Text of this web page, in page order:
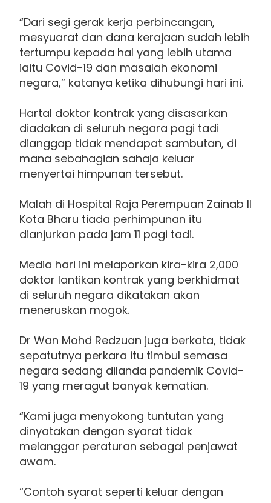
“Dari segi gerak kerja perbincangan,
mesyuarat dan dana kerajaan sudah lebih
tertumpu kepada hal yang lebih utama
iaitu Covid-19 dan masalah ekonomi
negara,” katanya ketika dihubungi hari ini.
Hartal doktor kontrak yang disasarkan
diadakan di seluruh negara pagi tadi
dianggap tidak mendapat sambutan, di
mana sebahagian sahaja keluar
menyertai himpunan tersebut.
Malah di Hospital Raja Perempuan Zainab II
Kota Bharu tiada perhimpunan itu
dianjurkan pada jam 11 pagi tadi.
Media hari ini melaporkan kira-kira 2,000
doktor lantikan kontrak yang berkhidmat
di seluruh negara dikatakan akan
meneruskan mogok.
Dr Wan Mohd Redzuan juga berkata, tidak
sepatutnya perkara itu timbul semasa
negara sedang dilanda pandemik Covid-
19 yang meragut banyak kematian.
“Kami juga menyokong tuntutan yang
dinyatakan dengan syarat tidak
melanggar peraturan sebagai penjawat
awam.
“Contoh syarat seperti keluar dengan